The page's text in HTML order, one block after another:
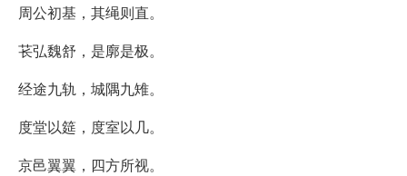
周公初基，其绳则直。
苌弘魏舒，是廓是极。
经途九轨，城隅九雉。
度堂以筵，度室以几。
京邑翼翼，四方所视。